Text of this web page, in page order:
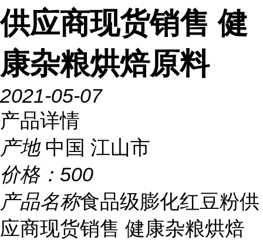
供应商现货销售 健
康杂粮烘焙原料
2021-05-07
产品详情
产地 中国 江山市
价格： 500
产品名称食品级膨化红豆粉供
应商现货销售 健康杂粮烘焙